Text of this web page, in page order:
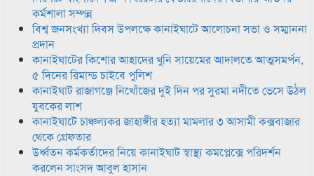
কর্মশালা সম্পন্ন
বিশ্ব জনসংখ্যা দিবস উপলক্ষে কানাইঘাটে আলোচনা সভা ও সম্মাননা
প্রদান
কানাইঘাটের কিশোর আহাদের খুনি সায়েমের আদালতে আত্মসমর্পন,
৫ দিনের রিমান্ড চাইবে পুলিশ
কানাইঘাট রাজাগঞ্জে নিখোঁজের দুই দিন পর সুরমা নদীতে ভেসে উঠল
যুবকের লাশ
কানাইঘাটে চাঞ্চল্যকর জাহাঙ্গীর হত্যা মামলার ৩ আসামী কক্সবাজার
থেকে গ্রেফতার
উর্ধ্বতন কর্মকর্তাদের নিয়ে কানাইঘাট স্বাস্থ্য কমপ্লেক্সে পরিদর্শন
করলেন সাংসদ আবুল হাসান